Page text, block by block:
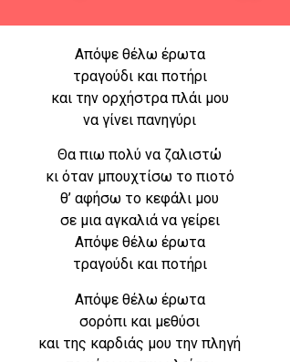
Απόψε θέλω έρωτα
τραγούδι και ποτήρι
και την ορχήστρα πλάι μου
να γίνει πανηγύρι
Θα πιω πολύ να ζαλιστώ
κι όταν μπουχτίσω το πιοτό
θ’ αφήσω το κεφάλι μου
σε μια αγκαλιά να γείρει
Απόψε θέλω έρωτα
τραγούδι και ποτήρι
Απόψε θέλω έρωτα
σορόπι και μεθύσι
και της καρδιάς μου την πληγή